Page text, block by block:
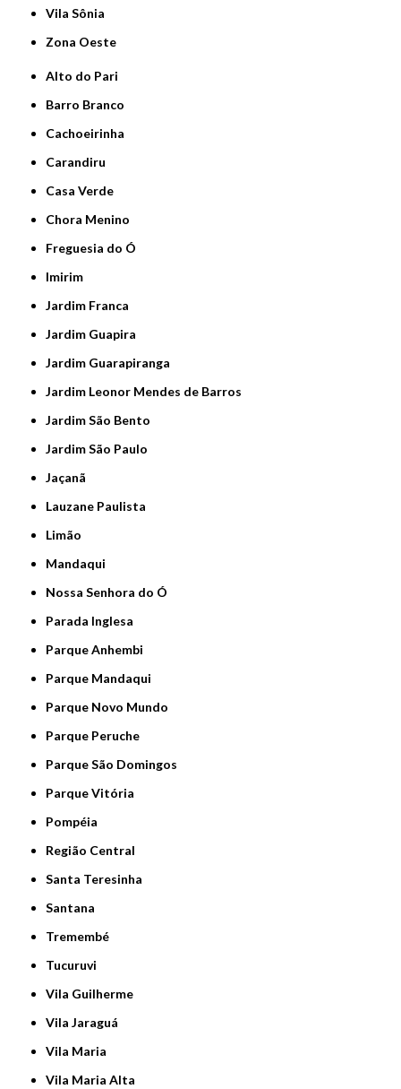
Vila Sônia
Zona Oeste
Alto do Pari
Barro Branco
Cachoeirinha
Carandiru
Casa Verde
Chora Menino
Freguesia do Ó
Imirim
Jardim Franca
Jardim Guapira
Jardim Guarapiranga
Jardim Leonor Mendes de Barros
Jardim São Bento
Jardim São Paulo
Jaçanã
Lauzane Paulista
Limão
Mandaqui
Nossa Senhora do Ó
Parada Inglesa
Parque Anhembi
Parque Mandaqui
Parque Novo Mundo
Parque Peruche
Parque São Domingos
Parque Vitória
Pompéia
Região Central
Santa Teresinha
Santana
Tremembé
Tucuruvi
Vila Guilherme
Vila Jaraguá
Vila Maria
Vila Maria Alta